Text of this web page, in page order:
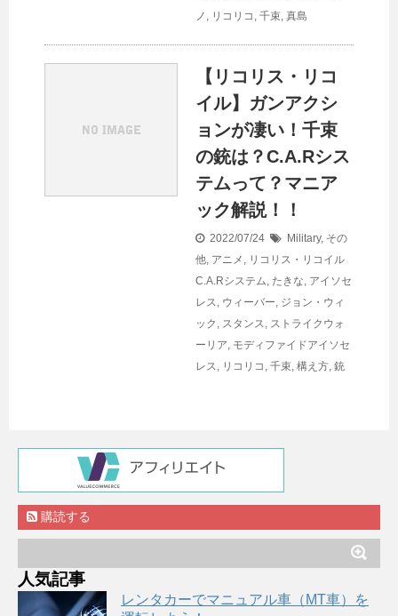
ノ
リコリコ 千束 真島
【リコリス・リコ
イル】ガンアクシ
ョンが凄い！千束
の銃は？C.A.Rシス
テムって？マニア
ック解説！！
2022/07/24 Military, その
他 アニメ
リコリス・リコイル
C.A.Rシステム たきな アイソセ
レス
ウィーバー ジョン・ウィ
ック
スタンス
ストライクウォ
ーリア モディファイドアイソセ
レス
リコリコ 千束 構え方 銃
購読する
人気記事
レンタカーでマニュアル車（MT車）を